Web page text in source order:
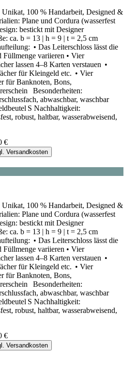
100 % Handarbeit, Designed &
Plane und Cordura (wasserfest
bestickt mit Designer
ca. b = 13 | h = 9 | t = 2,5 cm
• Das Leiterschloss lässt die
Füllmenge variieren • Vier
lassen 4–8 Karten verstauen •
für Kleingeld etc. • Vier
für Banknoten, Bons,
Besonderheiten:
abwaschbar, waschbar
S Nachhaltigkeit:
robust, haltbar, wasserabweisend,
€
Versandkosten
100 % Handarbeit, Designed &
Plane und Cordura (wasserfest
bestickt mit Designer
ca. b = 13 | h = 9 | t = 2,5 cm
• Das Leiterschloss lässt die
Füllmenge variieren • Vier
lassen 4–8 Karten verstauen •
für Kleingeld etc. • Vier
für Banknoten, Bons,
Besonderheiten:
abwaschbar, waschbar
S Nachhaltigkeit:
robust, haltbar, wasserabweisend,
€
Versandkosten